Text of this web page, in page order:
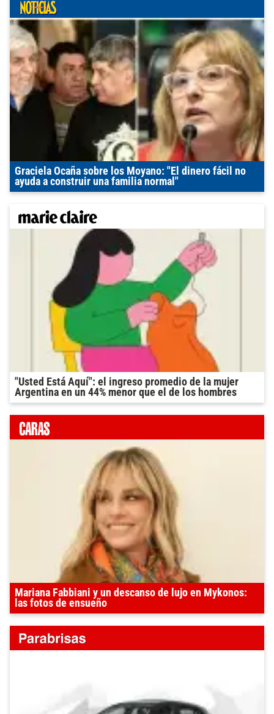
Graciela Ocaña sobre los Moyano: "El dinero fácil no
ayuda a construir una familia normal"
"Usted Está Aquí": el ingreso promedio de la mujer
Argentina en un 44% menor que el de los hombres
Mariana Fabbiani y un descanso de lujo en Mykonos:
las fotos de ensueño